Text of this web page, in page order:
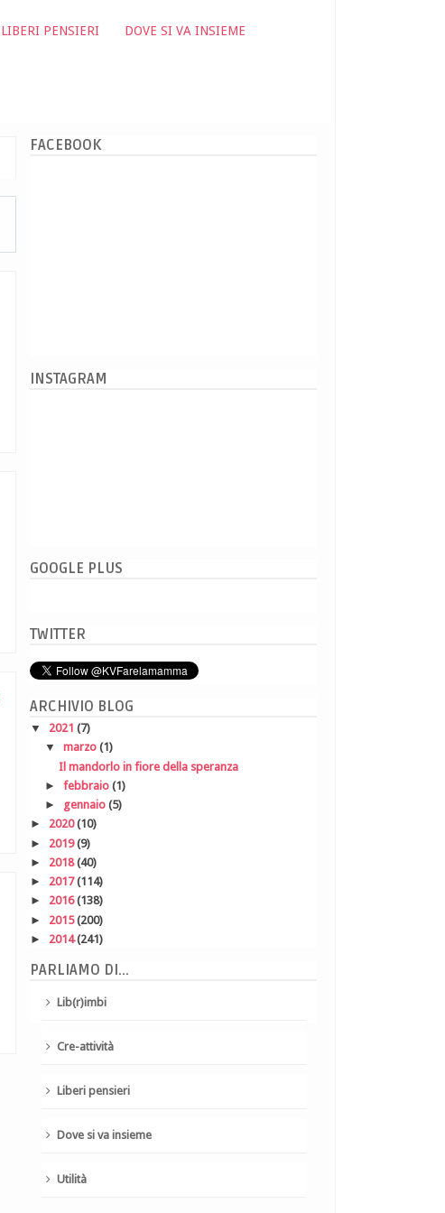
LIBERI PENSIERI DOVE SI VA INSIEME
FACEBOOK
INSTAGRAM
GOOGLE PLUS
TWITTER
ARCHIVIO BLOG
▼ 2021 (7)
▼ marzo (1)
Il mandorlo in fiore della speranza
► febbraio (1)
► gennaio (5)
► 2020(10)
► 2019(9)
► 2018(40)
► 2017(114)
► 2016(138)
► 2015(200)
► 2014(241)
PARLIAMO DI...
Lib(r)imbi
Cre-attività
Liberi pensieri
Dove si va insieme
Utilità